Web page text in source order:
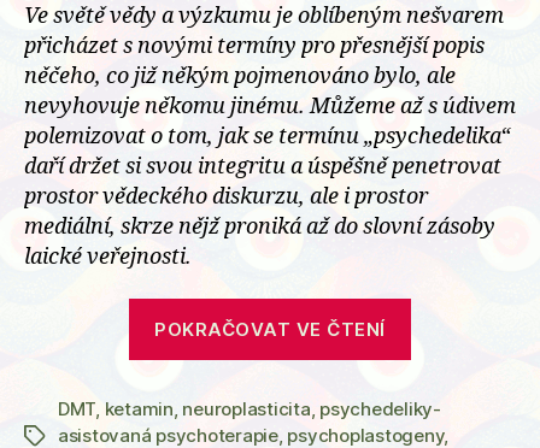
Ve světě vědy a výzkumu je oblíbeným nešvarem
přicházet s novými termíny pro přesnější popis
něčeho, co již někým pojmenováno bylo, ale
nevyhovuje někomu jinému. Můžeme až s údivem
polemizovat o tom, jak se termínu „psychedelika“
daří držet si svou integritu a úspěšně penetrovat
prostor vědeckého diskurzu, ale i prostor
mediální, skrze nějž proniká až do slovní zásoby
laické veřejnosti.
POKRAČOVAT VE ČTENÍ
mění
Štítky
DMT, ketamin, neuroplasticita, psychedeliky-
asistovaná psychoterapie, psychoplastogeny,